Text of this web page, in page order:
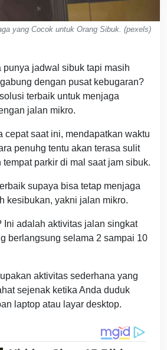
yang Cocok untuk Orang Sibuk. (pexels)
punya jadwal sibuk tapi masih
dengan pusat kebugaran?
terbaik untuk menjaga
jalan mikro.
cepat saat ini, mendapatkan waktu
penuhg tentu akan terasa sulit
parkir di mal saat jam sibuk.
supaya bisa tetap menjaga
kesibukan, yakni jalan mikro.
Ini adalah aktivitas jalan singkat
berlangsung selama 2 sampai 10
aktivitas sederhana yang
sejenak ketika Anda duduk
laptop atau layar desktop.